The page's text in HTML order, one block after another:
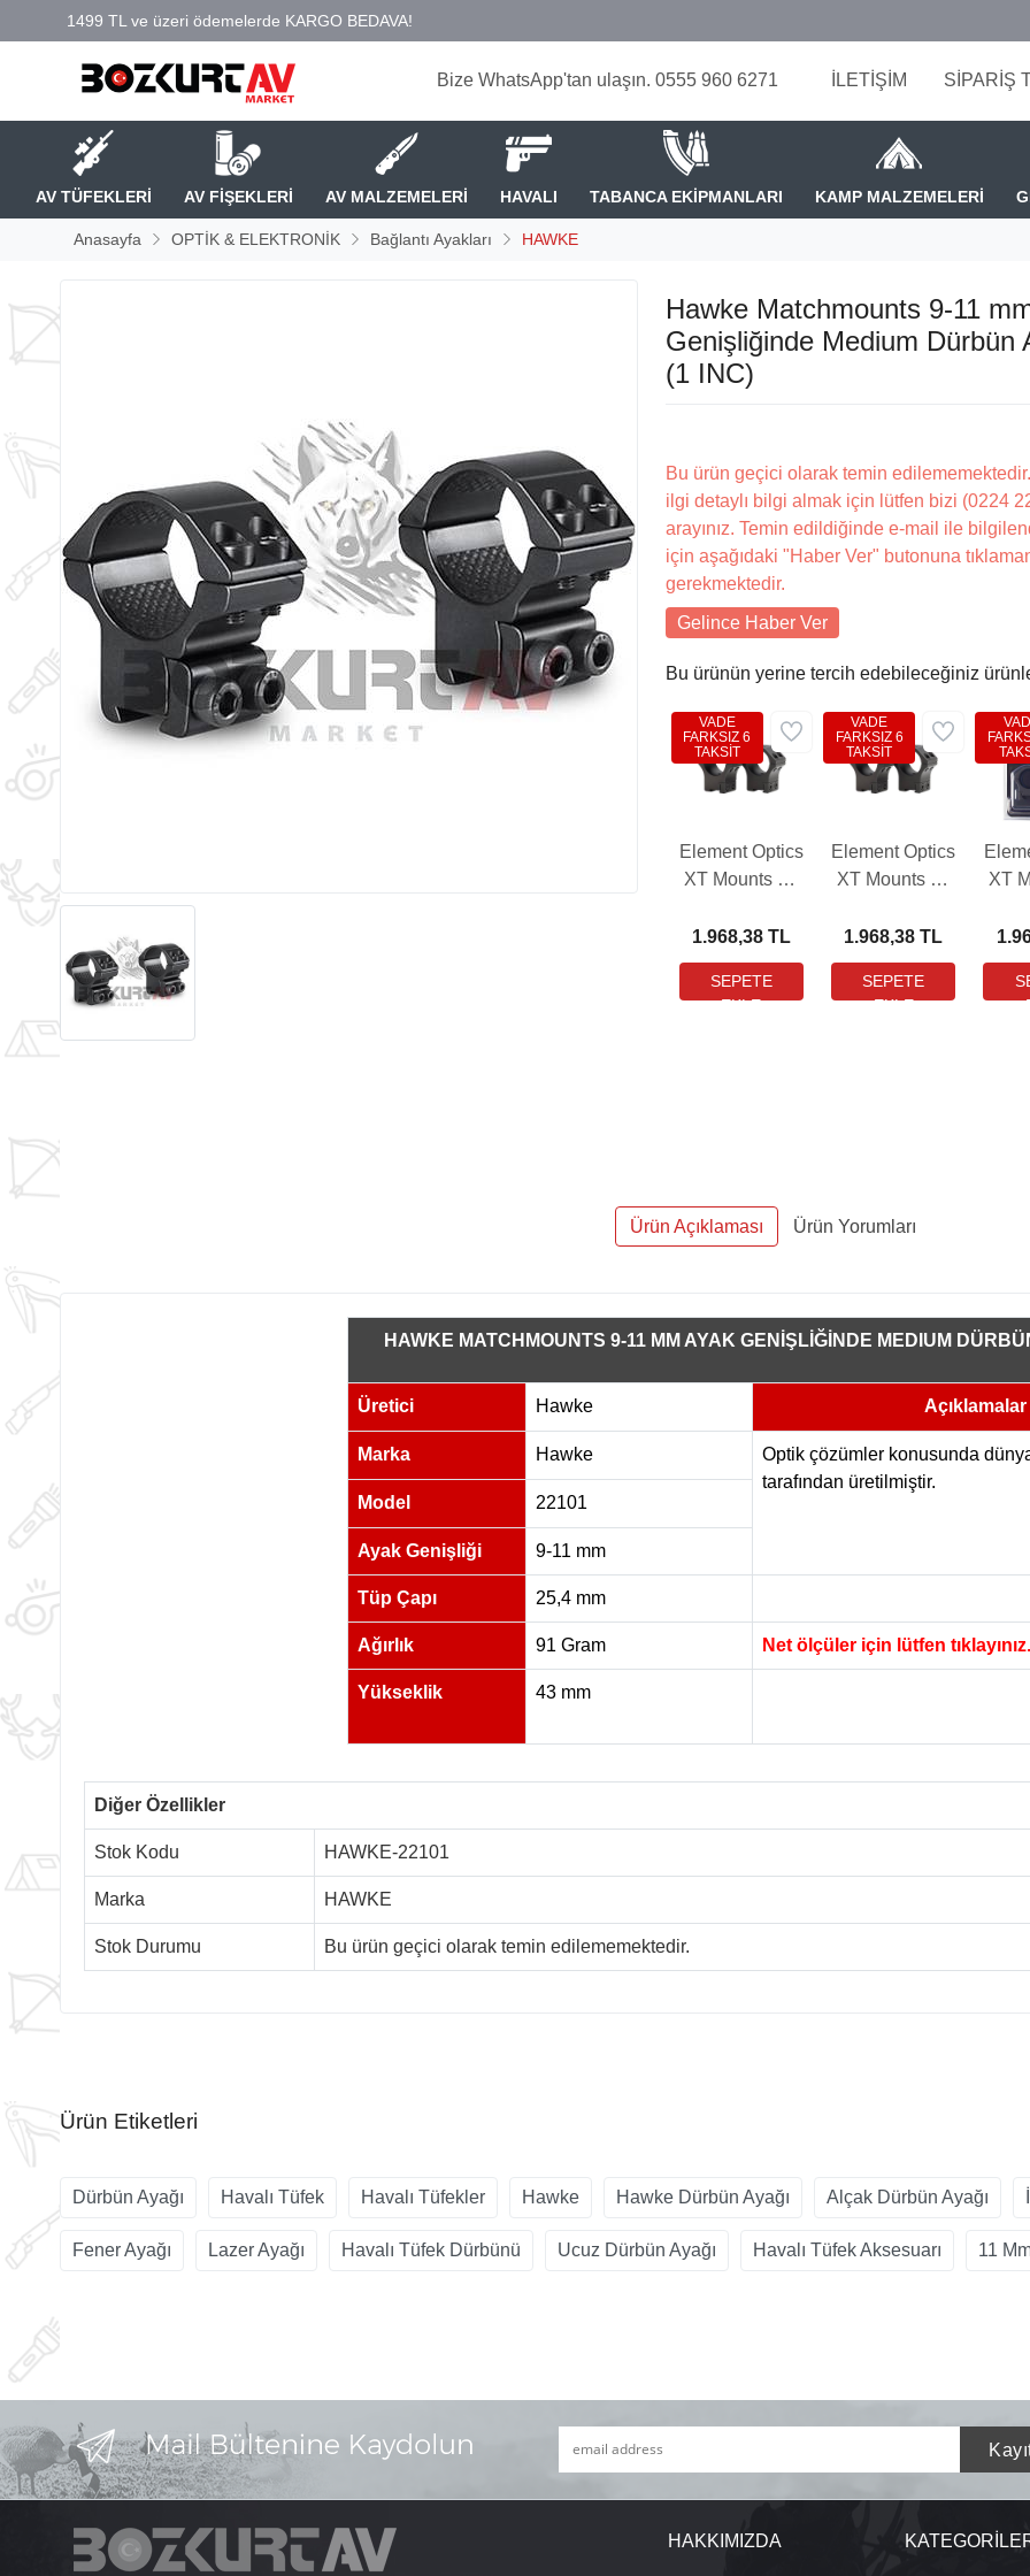
Bize WhatsApp'tan ulaşın. 0555 960 6271 İLETİŞİM SİPARİŞ
AV TÜFEKLERİ AV FİŞEKLERİ AV MALZEMELERİ HAVALI TABANCA EKİPMANLARI KAMP MALZEMELERİ
Anasayfa OPTİK & ELEKTRONİK Bağlantı Ayakları HAWKE
Hawke Matchmounts 9-11
Genişliğinde Medium Dürbün
(1 INC)
Bu ürün geçici olarak temin
ilgi detaylı bilgi almak için lütfen bizi (0224
arayınız. Temin edildiğinde e-mail ile
için aşağıdaki "Haber Ver" butonuna
gerekmektedir.
Gelince Haber Ver
Bu ürünün yerine tercih edebileceğiniz
Element Optics
XT Mounts 30
Dovetail
Dürbün
Bağlantı Ayağı
1.968,38 TL
VADE
FARKSIZ 6
TAKSİT
Element Optics
XT Mounts 30
Dovetail
Dürbün
Bağlantı Ayağı
1.968,38 TL
VADE
FARKSIZ 6
TAKSİT
XT
Ürün Açıklaması Ürün Yorumları
HAWKE MATCHMOUNTS 9-11 MM AYAK GENİŞLİĞİNDE MEDIUM
Üretici Hawke Açıklamalar
Marka Hawke
Optik çözümler konusunda
tarafından üretilmiştir.
Model
22101
Ayak Genişliği 9-11 mm
Tüp Çapı 25,4 mm
Ağırlık 91 Gram Net ölçüler için lütfen tıklayınız.
Yükseklik 43 mm
Diğer Özellikler
Stok Kodu HAWKE-22101
Marka HAWKE
Stok Durumu Bu ürün geçici olarak temin edilememektedir.
Ürün Etiketleri
Dürbün Ayağı Havalı Tüfek Havalı Tüfekler Hawke Hawke Dürbün Ayağı Alçak Dürbün Ayağı
Fener Ayağı Lazer Ayağı Havalı Tüfek Dürbünü Ucuz Dürbün Ayağı Havalı Tüfek Aksesuarı 11
HAKKIMIZDA